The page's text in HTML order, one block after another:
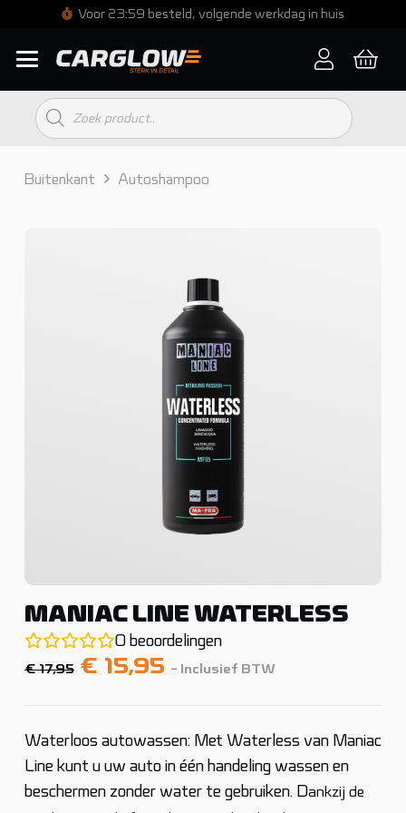
Voor 23:59 besteld, volgende werkdag in huis
Producten
zoeken
Buitenkant Autoshampoo
MANIAC LINE WATERLESS
0 beoordelingen
€17,95 Oorspronkelijke
€ 17,95.
€ 15,95 Huidige
€ 15,95.
- Inclusief BTW
Waterloos autowassen: Met Waterless van Maniac
Line kunt u uw auto in één handeling wassen en
beschermen zonder water te gebruiken. Dankzij de